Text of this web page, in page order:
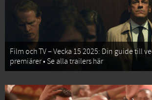
Film och TV – Vecka 15 2025: Din guide till
premiärer • Se alla trailers här